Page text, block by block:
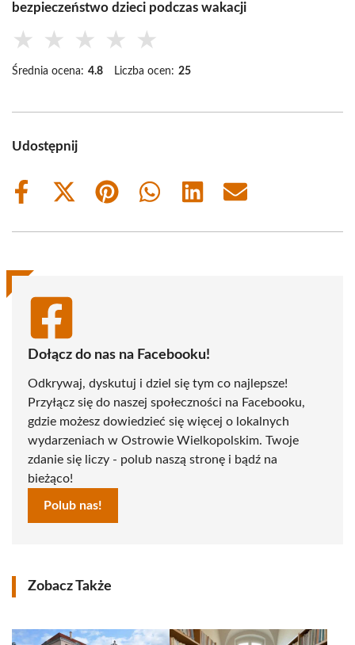
bezpieczeństwo dzieci podczas wakacji
★ ★ ★ ★ ★
Średnia ocena: 4.8 Liczba ocen: 25
Udostępnij
Share
Share
(Twitter)
Share
Share
Share
Share
Dołącz do nas na Facebooku!
Odkrywaj, dyskutuj i dziel się tym co najlepsze!
Przyłącz się do naszej społeczności na Facebooku,
gdzie możesz dowiedzieć się więcej o lokalnych
wydarzeniach w Ostrowie Wielkopolskim. Twoje
zdanie się liczy - polub naszą stronę i bądź na
bieżąco!
Polub nas!
Zobacz Także